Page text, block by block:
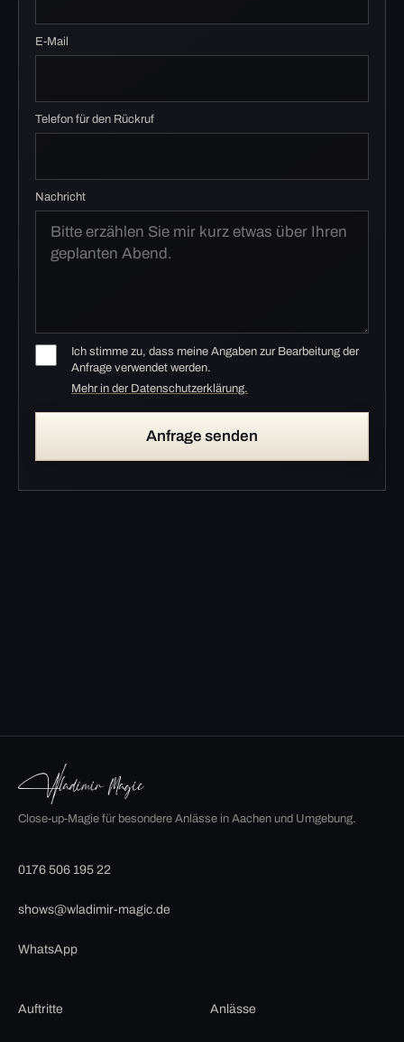
E-Mail
Telefon für den Rückruf
Nachricht
Ich stimme zu, dass meine Angaben zur Bearbeitung der
Anfrage verwendet werden.
Mehr in der Datenschutzerklärung.
Anfrage senden
Close-up-Magie für besondere Anlässe in Aachen und Umgebung.
0176 506 195 22
shows@wladimir-magic.de
WhatsApp
Auftritte Anlässe